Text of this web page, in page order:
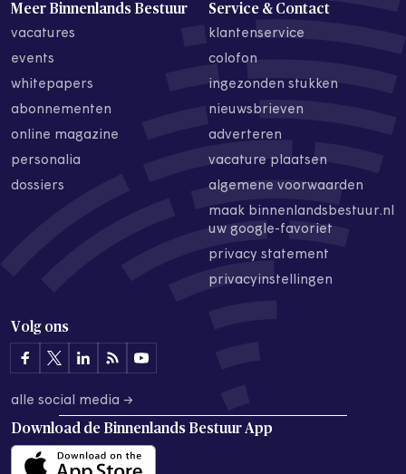
Meer Binnenlands Bestuur
vacatures
events
whitepapers
abonnementen
online magazine
personalia
dossiers
Service & Contact
klantenservice
colofon
ingezonden stukken
nieuwsbrieven
adverteren
vacature plaatsen
algemene voorwaarden
maak binnenlandsbestuur.nl
uw google-favoriet
privacy statement
privacyinstellingen
Volg ons
alle social media →
Download de Binnenlands Bestuur App